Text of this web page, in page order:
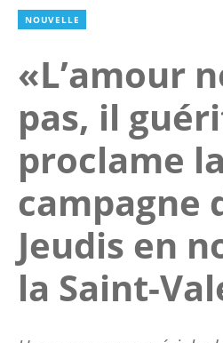
NOUVELLE
«L’amour
pas, il
proclame la
campagne
Jeudis en
la Saint-